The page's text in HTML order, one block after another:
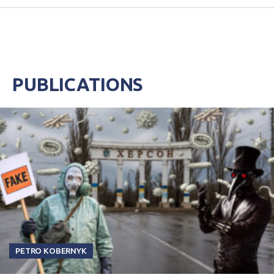
PUBLICATIONS
PETRO KOBERNYK